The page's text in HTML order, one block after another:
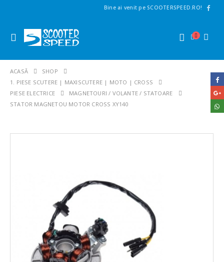
Bine ai venit pe SCOOTERSPEED.RO!
ACASĂ
SHOP
1. PIESE SCUTERE | MAXISCUTERE | MOTO | CROSS
PIESE ELECTRICE
MAGNETOURI / VOLANTE / STATOARE
STATOR MAGNETOU MOTOR CROSS XY140